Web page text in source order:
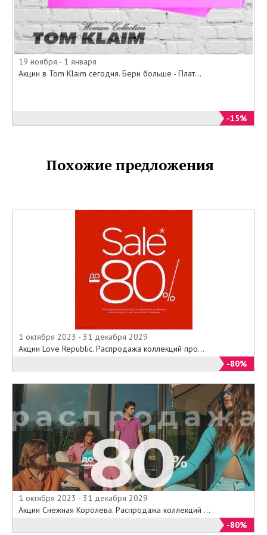
19 ноября - 1 января
Акции в Tom Klaim сегодня. Бери больше - Плат...
-15%
Похожие предложения
1 октября 2023 - 31 декабря 2029
Акции Love Republic. Распродажа коллекций про...
-80%
1 октября 2023 - 31 декабря 2029
Акции Снежная Королева. Распродажа коллекций ...
-80%